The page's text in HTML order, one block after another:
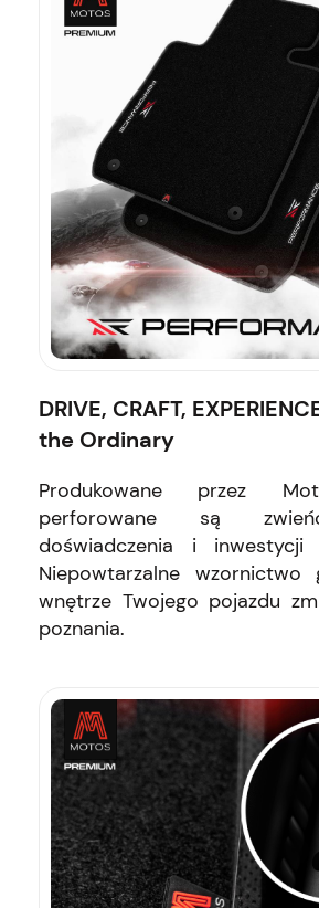
DRIVE, CRAFT,
the Ordinary
Produkowane przez
perforowane są
doświadczenia i
Niepowtarzalne wzornictwo
wnętrze Twojego pojazdu
poznania.